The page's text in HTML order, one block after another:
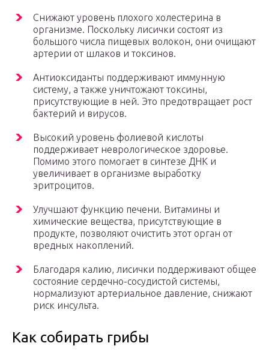
Снижают уровень плохого холестерина в
организме. Поскольку лисички состоят из
большого числа пищевых волокон, они очищают
артерии от шлаков и токсинов.
Антиоксиданты поддерживают иммунную
систему, а также уничтожают токсины,
присутствующие в ней. Это предотвращает рост
бактерий и вирусов.
Высокий уровень фолиевой кислоты
поддерживает неврологическое здоровье.
Помимо этого помогает в синтезе ДНК и
увеличивает в организме выработку
эритроцитов.
Улучшают функцию печени. Витамины и
химические вещества, присутствующие в
продукте, позволяют очистить этот орган от
вредных накоплений.
Благодаря калию, лисички поддерживают общее
состояние сердечно-сосудистой системы,
нормализуют артериальное давление, снижают
риск инсульта.
Как собирать грибы